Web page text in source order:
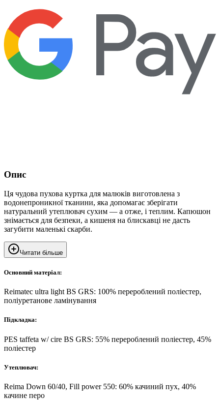
Опис
Ця чудова пухова куртка для малюків виготовлена з
водонепроникної тканини, яка допомагає зберігати
натуральний утеплювач сухим — а отже, і теплим. Капюшон
знімається для безпеки, а кишеня на блискавці не дасть
загубити маленькі скарби.
Читати більше
Основний матеріал:
Reimatec ultra light BS GRS: 100% перероблений поліестер,
поліуретанове ламінування
Підкладка:
PES taffeta w/ cire BS GRS: 55% перероблений поліестер, 45%
поліестер
Утеплювач:
Reima Down 60/40, Fill power 550: 60% качиний пух, 40%
качине перо